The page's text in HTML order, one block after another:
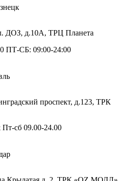
ДОЗ, д.10А, ТРЦ Планета
ПТ-СБ: 09:00-24:00
проспект, д.123, ТРК
сб 09.00-24.00